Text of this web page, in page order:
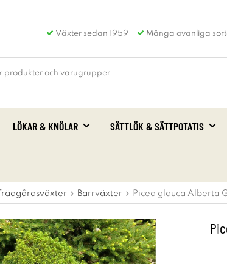
Växter sedan 1959 Många ovanliga
LÖKAR & KNÖLAR SÄTTLÖK & SÄTTPOTATIS
Trädgårdsväxter Barrväxter Picea glauca Alberta